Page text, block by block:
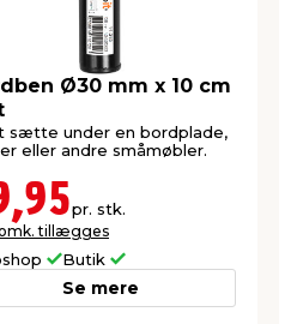
Ø30 mm x 10 cm
sætte under en bordplade,
eller andre småmøbler.
pr. stk.
tillægges
Butik
Se mere